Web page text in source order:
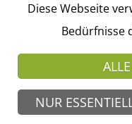
Aktuelles
Diese Webseite
Bedürfnisse
NUR